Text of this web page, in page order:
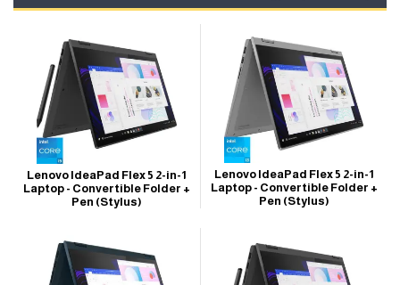
Lenovo IdeaPad Flex 5 2-in-1
Laptop - Convertible Folder +
Pen (Stylus)
Lenovo IdeaPad Flex 5 2-in-1
Laptop - Convertible Folder +
Pen (Stylus)